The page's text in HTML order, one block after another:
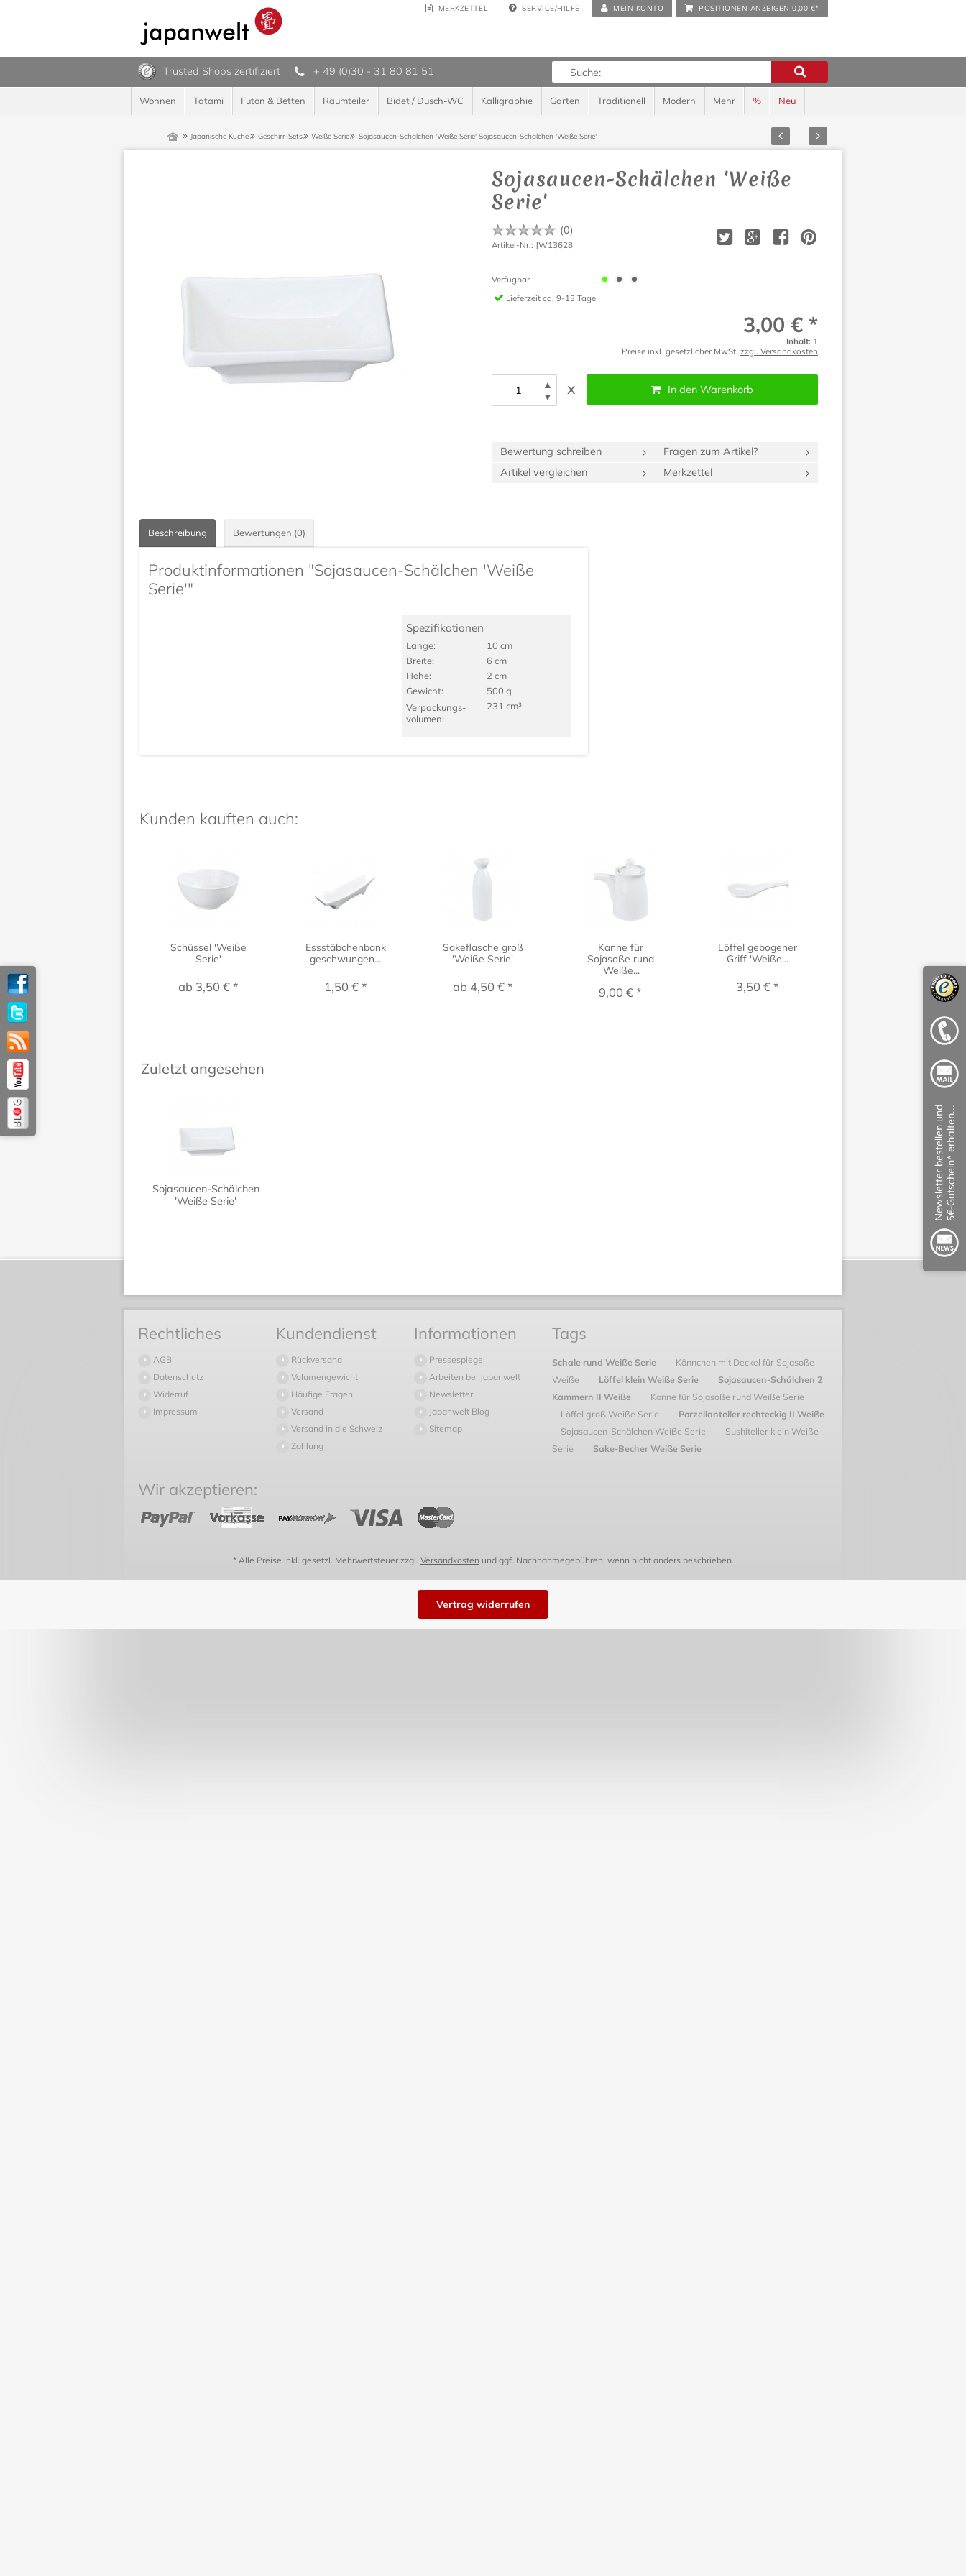
MERKZETTEL SERVICE/HILFE MEIN KONTO POSITIONEN ANZEIGEN 0,00 €*
Trusted Shops zertifiziert + 49 (0)30 - 31 80 81 51
Wohnen Tatami Futon & Betten Raumteiler Bidet / Dusch-WC Kalligraphie Garten Traditionell Modern Mehr % Neu
Japanische Küche Geschirr-Sets Weiße Serie Sojasaucen-Schälchen 'Weiße Serie' Sojasaucen-Schälchen 'Weiße Serie' Zurück Vor
Sojasaucen-Schälchen 'Weiße
Serie'
(0)
Artikel-Nr.: JW13628
Verfügbar
Lieferzeit ca. 9-13 Tage
3,00 € *
Inhalt: 1
Preise inkl. gesetzlicher MwSt. zzgl. Versandkosten
▲
▼
x In den Warenkorb
Bewertung schreiben
Fragen zum Artikel?
Artikel vergleichen
Merkzettel
Beschreibung Bewertungen (0)
Produktinformationen "Sojasaucen-Schälchen 'Weiße
Serie'"
Spezifikationen
Länge:
10 cm
Breite:
6 cm
Höhe:
2 cm
Gewicht:
500 g
Verpackungs­
volumen:
231 cm³
Kunden kauften auch:
Schüssel 'Weiße
Serie'
ab 3,50 € *
Essstäbchenbank
geschwungen...
1,50 € *
Sakeflasche groß
'Weiße Serie'
ab 4,50 € *
Kanne für
Sojasoße rund
'Weiße...
9,00 € *
Löffel gebogener
Griff 'Weiße...
3,50 € *
Zuletzt angesehen
Sojasaucen-Schälchen
'Weiße Serie'
Rechtliches
AGB
Datenschutz
Widerruf
Impressum
Kundendienst
Rückversand
Volumengewicht
Häufige Fragen
Versand
Versand in die Schweiz
Zahlung
Informationen
Pressespiegel
Arbeiten bei Japanwelt
Newsletter
Japanwelt Blog
Sitemap
Tags
Schale rund Weiße Serie
Kännchen mit Deckel für Sojasoße
Weiße
Löffel klein Weiße Serie
Sojasaucen-Schälchen 2
Kammern II Weiße
Kanne für Sojasoße rund Weiße Serie
Löffel groß Weiße Serie
Porzellanteller rechteckig II Weiße
Sojasaucen-Schälchen Weiße Serie
Sushiteller klein Weiße
Serie
Sake-Becher Weiße Serie
Wir akzeptieren:
* Alle Preise inkl. gesetzl. Mehrwertsteuer zzgl. Versandkosten und ggf. Nachnahmegebühren, wenn nicht anders beschrieben.
Vertrag widerrufen